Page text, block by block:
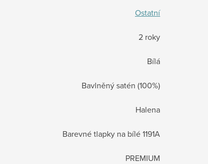
Ostatní
2 roky
Bílá
Bavlněný satén (100%)
Halena
Barevné tlapky na bílé 1191A
PREMIUM